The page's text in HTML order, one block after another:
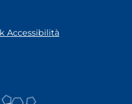
Accessibilità